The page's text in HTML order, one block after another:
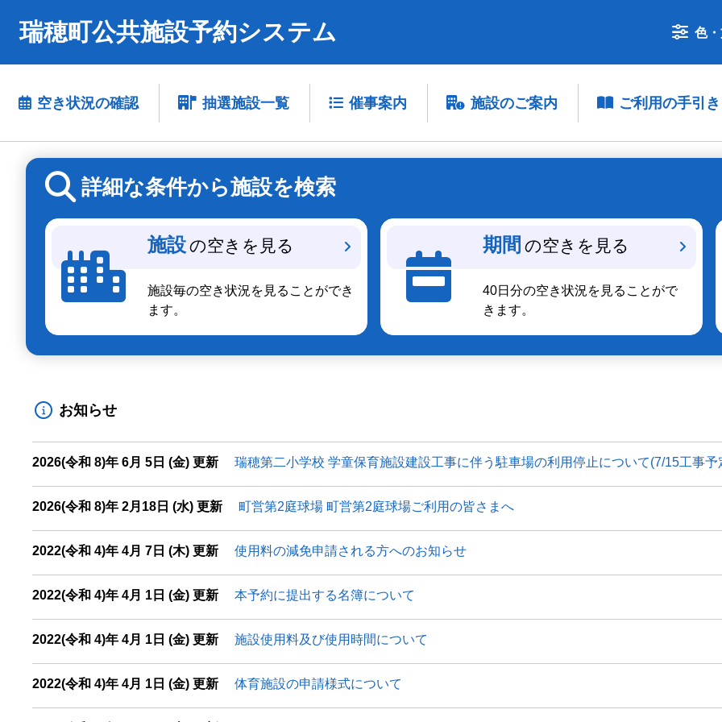
瑞穂町公共施設予約システム 色
空き状況の確認 抽選施設一覧 催事案内 施設のご案内 ご利用の手引き
詳細な条件から施設を検索
施設の空きを見る
施設毎の空き状況を見ることができ
ます。
期間 の空きを見る
40日分の空き状況を見ることがで
きます。
お知らせ
2026(令和 8)年 6月 5日 (金) 更新 瑞穂第二小学校 学童保育施設建設工事に伴う駐車場の利用停止について(7/15工事予
2026(令和 8)年 2月18日 (水) 更新 町営第2庭球場 町営第2庭球場ご利用の皆さまへ
2022(令和 4)年 4月 7日 (木) 更新 使用料の減免申請される方へのお知らせ
2022(令和 4)年 4月 1日 (金) 更新 本予約に提出する名簿について
2022(令和 4)年 4月 1日 (金) 更新 施設使用料及び使用時間について
2022(令和 4)年 4月 1日 (金) 更新 体育施設の申請様式について